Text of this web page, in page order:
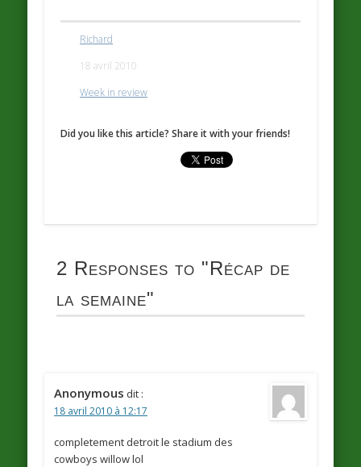
Richard
18 avril 2010
Week in review
Did you like this article? Share it with your friends!
2 Responses to "Récap de
la semaine"
Anonymous dit :
18 avril 2010 à 12:17
completement detroit le stadium des
cowboys willow lol